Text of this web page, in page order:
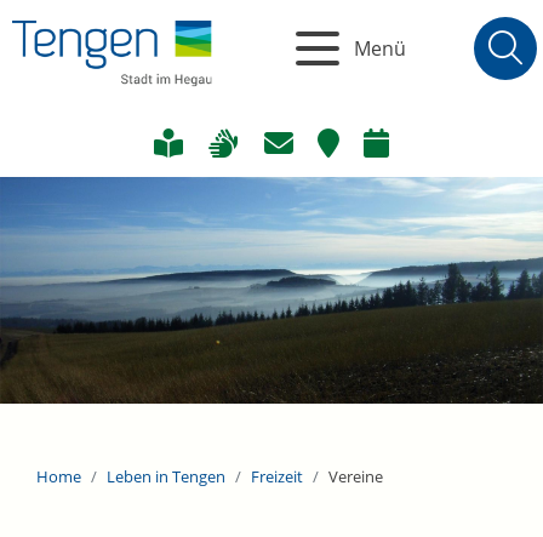
Menü
Home Leben in Tengen Freizeit Vereine